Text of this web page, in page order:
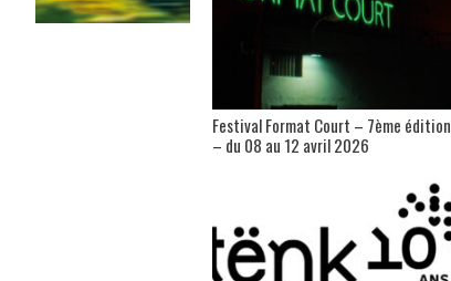
Festival Format Court – 7ème édition
– du 08 au 12 avril 2026